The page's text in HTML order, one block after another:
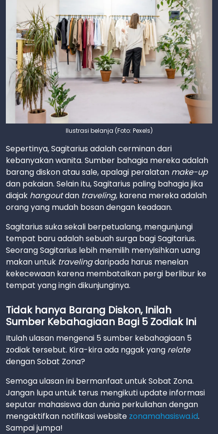
Ilustrasi belanja (Foto: Pexels)
Sepertinya, Sagitarius adalah cerminan dari
kebanyakan wanita. Sumber bahagia mereka adalah
barang diskon atau sale, apalagi peralatan make-up
dan pakaian. Selain itu, Sagitarius paling bahagia jika
diajak hangoutdan traveling, karena mereka adalah
orang yang mudah bosan dengan keadaan.
Sagitarius suka sekali berpetualang, mengunjungi
tempat baru adalah sebuah surga bagi Sagitarius.
Seorang Sagitarius lebih memilih menyisihkan uang
makan untuk travelingdaripada harus menelan
kekecewaan karena membatalkan pergi berlibur ke
tempat yang ingin dikunjunginya.
Tidak hanya Barang Diskon, Inilah
Sumber Kebahagiaan Bagi 5 Zodiak Ini
Itulah ulasan mengenai 5 sumber kebahagiaan 5
zodiak tersebut. Kira-kira ada nggak yang relate
dengan Sobat Zona?
Semoga ulasan ini bermanfaat untuk Sobat Zona.
Jangan lupa untuk terus mengikuti update informasi
seputar mahasiswa dan dunia perkuliahan dengan
mengaktifkan notifikasi website zonamahasiswa.id.
Sampai jumpa!